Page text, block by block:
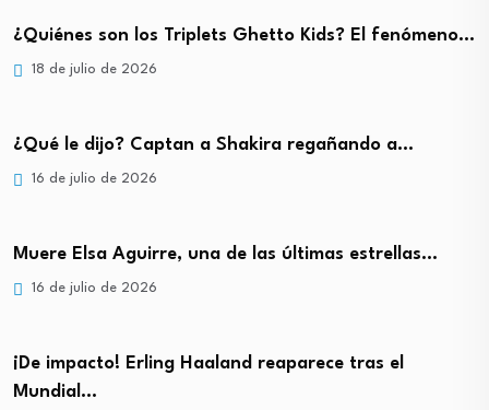
¿Quiénes son los Triplets Ghetto Kids? El fenómeno…
18 de julio de 2026
¿Qué le dijo? Captan a Shakira regañando a…
16 de julio de 2026
Muere Elsa Aguirre, una de las últimas estrellas…
16 de julio de 2026
¡De impacto! Erling Haaland reaparece tras el
Mundial…